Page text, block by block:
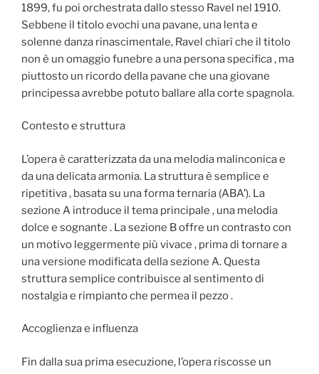
1899, fu poi orchestrata dallo stesso Ravel nel 1910.
Sebbene il titolo evochi una pavane, una lenta e
solenne danza rinascimentale, Ravel chiarì che il titolo
non è un omaggio funebre a una persona specifica , ma
piuttosto un ricordo della pavane che una giovane
principessa avrebbe potuto ballare alla corte spagnola.
Contesto e struttura
L’opera è caratterizzata da una melodia malinconica e
da una delicata armonia. La struttura è semplice e
ripetitiva , basata su una forma ternaria (ABA’). La
sezione A introduce il tema principale , una melodia
dolce e sognante . La sezione B offre un contrasto con
un motivo leggermente più vivace , prima di tornare a
una versione modificata della sezione A. Questa
struttura semplice contribuisce al sentimento di
nostalgia e rimpianto che permea il pezzo .
Accoglienza e influenza
Fin dalla sua prima esecuzione, l’opera riscosse un